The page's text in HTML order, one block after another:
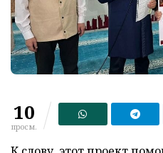
10
просм.